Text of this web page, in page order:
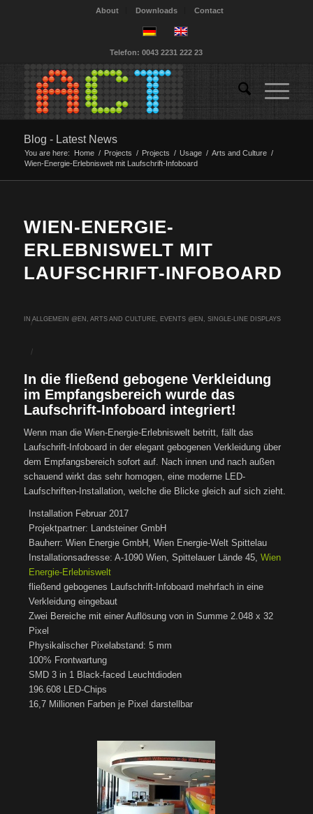
About Downloads Contact
Telefon: 0043 2231 222 23
Blog - Latest News
You are here: Home / Projects / Projects / Usage / Arts and Culture /
Wien-Energie-Erlebniswelt mit Laufschrift-Infoboard
WIEN-ENERGIE-
ERLEBNISWELT MIT
LAUFSCHRIFT-INFOBOARD
/
IN ALLGEMEIN @EN , ARTS AND CULTURE, EVENTS @EN , SINGLE-LINE DISPLAYS
/
In die fließend gebogene Verkleidung
im Empfangsbereich wurde das
Laufschrift-Infoboard integriert!
Wenn man die Wien-Energie-Erlebniswelt betritt, fällt das
Laufschrift-Infoboard in der elegant gebogenen Verkleidung über
dem Empfangsbereich sofort auf. Nach innen und nach außen
schauend wirkt das sehr homogen, eine moderne LED-
Laufschriften-Installation, welche die Blicke gleich auf sich zieht.
Installation Februar 2017
Projektpartner: Landsteiner GmbH
Bauherr: Wien Energie GmbH, Wien Energie-Welt Spittelau
Installationsadresse: A-1090 Wien, Spittelauer Lände 45, Wien
Energie-Erlebniswelt
fließend gebogenes Laufschrift-Infoboard mehrfach in eine
Verkleidung eingebaut
Zwei Bereiche mit einer Auflösung von in Summe 2.048 x 32
Pixel
Physikalischer Pixelabstand: 5 mm
100% Frontwartung
SMD 3 in 1 Black-faced Leuchtdioden
196.608 LED-Chips
16,7 Millionen Farben je Pixel darstellbar